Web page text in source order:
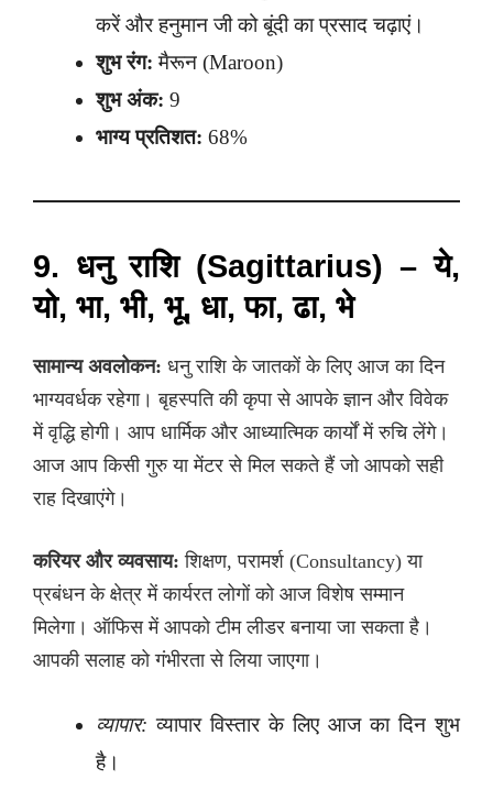
करें और हनुमान जी को बूंदी का प्रसाद चढ़ाएं।
शुभ रंग: मैरून (Maroon)
शुभ अंक: 9
भाग्य प्रतिशत: 68%
9. धनु राशि (Sagittarius) – ये,
यो, भा, भी, भू, धा, फा, ढा, भे
सामान्य अवलोकन: धनु राशि के जातकों के लिए आज का दिन
भाग्यवर्धक रहेगा। बृहस्पति की कृपा से आपके ज्ञान और विवेक
में वृद्धि होगी। आप धार्मिक और आध्यात्मिक कार्यों में रुचि लेंगे।
आज आप किसी गुरु या मेंटर से मिल सकते हैं जो आपको सही
राह दिखाएंगे।
करियर और व्यवसाय: शिक्षण, परामर्श (Consultancy) या
प्रबंधन के क्षेत्र में कार्यरत लोगों को आज विशेष सम्मान
मिलेगा। ऑफिस में आपको टीम लीडर बनाया जा सकता है।
आपकी सलाह को गंभीरता से लिया जाएगा।
व्यापार: व्यापार विस्तार के लिए आज का दिन शुभ
है।